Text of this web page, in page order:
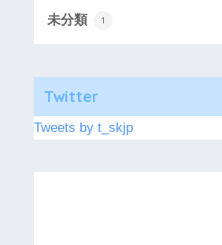
未分類 1
Twitter
Tweets by t_skjp